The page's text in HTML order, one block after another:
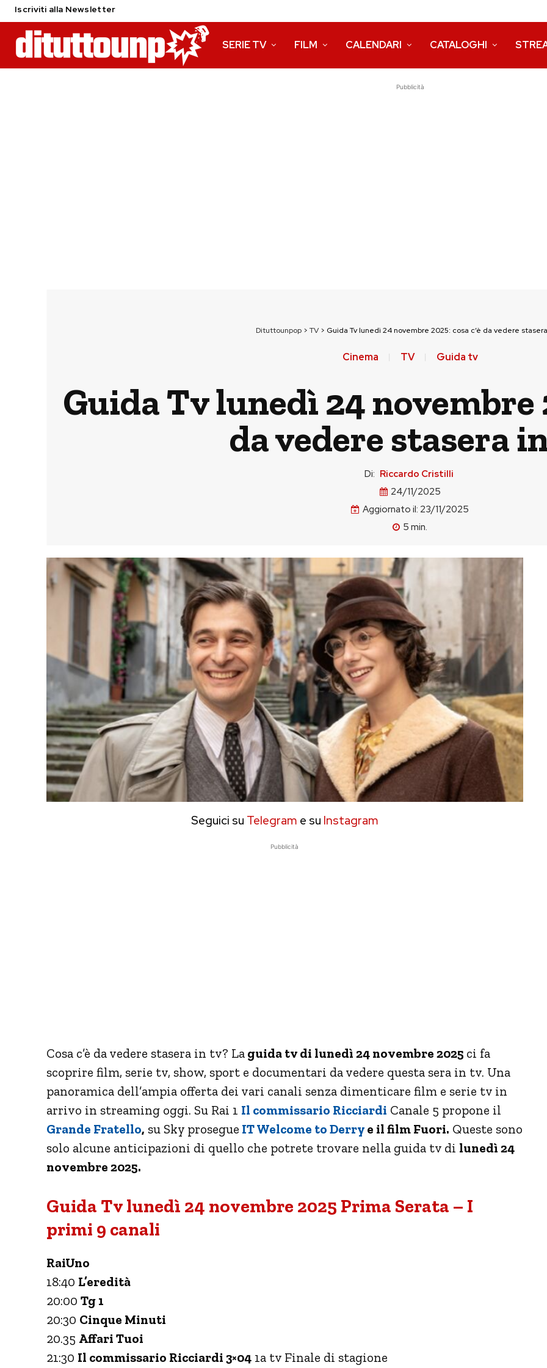
Iscriviti alla Newsletter
SERIE TV FILM CALENDARI CATALOGHI
Pubblicità
Dituttounpop > TV > Guida Tv lunedì 24 novembre 2025: cosa c’è da vedere
Cinema TV Guida tv
Guida Tv lunedì 24 novembre
da vedere stasera
Di: Riccardo Cristilli
24/11/2025
Aggiornato il: 23/11/2025
5 min.
Seguici su Telegram e su Instagram
Pubblicità
Cosa c’è da vedere stasera in tv? La guida tv di lunedì 24 novembre 2025 ci fa
scoprire film, serie tv, show, sport e documentari da vedere questa sera in tv. Una
panoramica dell’ampia offerta dei vari canali senza dimenticare film e serie tv in
arrivo in streaming oggi. Su Rai 1 Il commissario Ricciardi Canale 5 propone il
Grande Fratello, su Sky prosegue IT Welcome to Derry e il film Fuori. Queste sono
solo alcune anticipazioni di quello che potrete trovare nella guida tv di lunedì 24
novembre 2025.
Guida Tv lunedì 24 novembre 2025 Prima Serata – I
primi 9 canali
RaiUno
18:40 L’eredità
20:00 Tg 1
20:30 Cinque Minuti
20.35 Affari Tuoi
21:30 Il commissario Ricciardi 3×04 1a tv Finale di stagione